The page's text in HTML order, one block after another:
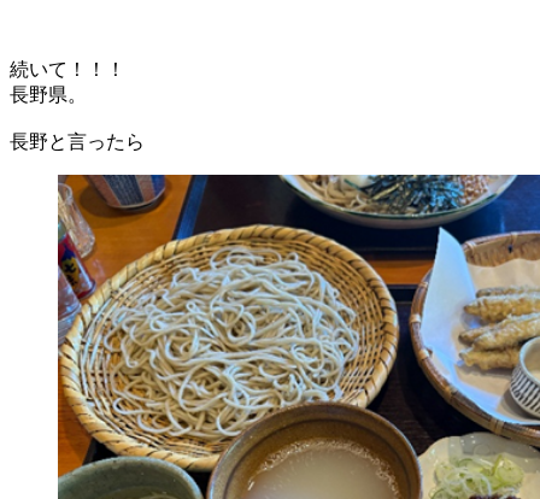
続いて！！！
長野県。
長野と言ったら